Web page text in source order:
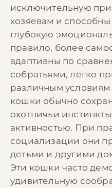
исключительную
хозяевам и способны
глубокую
правило, более
адаптивны по
собратьями, легко
различным
кошки обычно
охотничьи
активностью. При
социализации они
детьми и другими
Эти кошки часто
удивительную